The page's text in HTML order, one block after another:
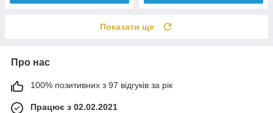
Показати ще
Про нас
100% позитивних з 97 відгуків за рік
Працює з 02.02.2021